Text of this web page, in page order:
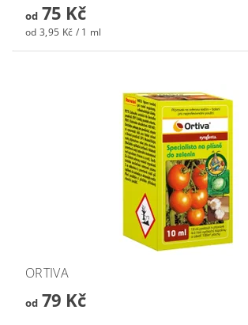
od75 Kč
od 3,95 Kč / 1 ml
ORTIVA
od79 Kč